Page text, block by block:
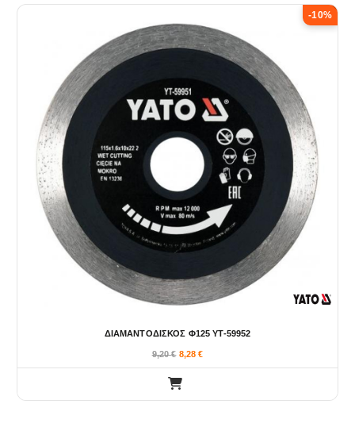
-10%
ΔΙΑΜΑΝΤΟΔΙΣΚΟΣ Φ125 YT-59952
9,20€ 8,28€